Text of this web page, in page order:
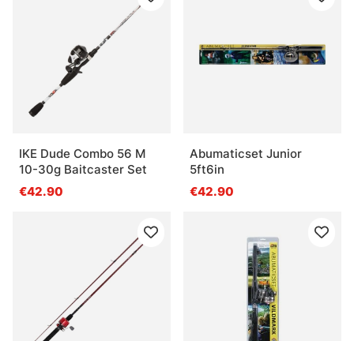
IKE Dude Combo 56 M
10-30g Baitcaster Set
€42.90
Abumaticset Junior
5ft6in
€42.90